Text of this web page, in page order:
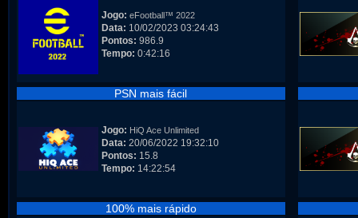
Jogo: eFootball™ 2022
Data: 10/02/2023 03:24:43
Pontos: 986.9
Tempo: 0:42:16
PSN mais fácil
Jogo: HiQ Ace Unlimited
Data: 20/06/2022 19:32:10
Pontos: 15.8
Tempo: 14:22:54
100% mais rápido